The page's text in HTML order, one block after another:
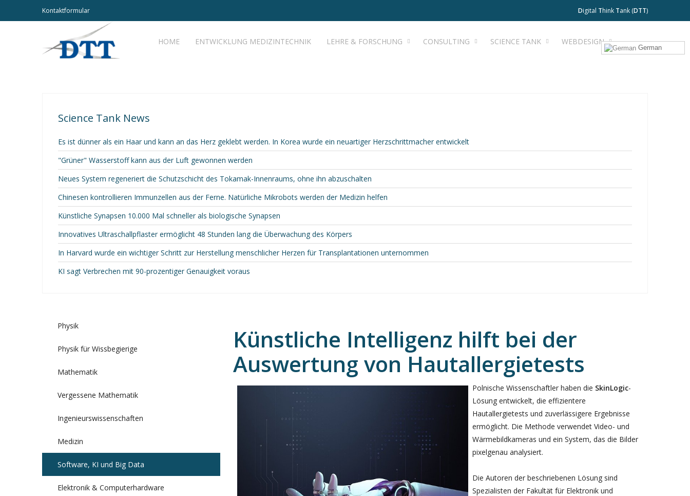
German
Kontaktformular Digital Think Tank (DTT)
HOME ENTWICKLUNG MEDIZINTECHNIK LEHRE & FORSCHUNG CONSULTING SCIENCE TANK WEBDESIGN
Science Tank News
Es ist dünner als ein Haar und kann an das Herz geklebt werden. In Korea wurde ein neuartiger Herzschrittmacher entwickelt
"Grüner" Wasserstoff kann aus der Luft gewonnen werden
Neues System regeneriert die Schutzschicht des Tokamak-Innenraums, ohne ihn abzuschalten
Chinesen kontrollieren Immunzellen aus der Ferne. Natürliche Mikrobots werden der Medizin helfen
Künstliche Synapsen 10.000 Mal schneller als biologische Synapsen
Innovatives Ultraschallpflaster ermöglicht 48 Stunden lang die Überwachung des Körpers
In Harvard wurde ein wichtiger Schritt zur Herstellung menschlicher Herzen für Transplantationen unternommen
KI sagt Verbrechen mit 90-prozentiger Genauigkeit voraus
Künstliche Intelligenz hilft bei der
Auswertung von Hautallergietests
Polnische Wissenschaftler haben die SkinLogic-
Lösung entwickelt, die effizientere
Hautallergietests und zuverlässigere Ergebnisse
ermöglicht. Die Methode verwendet Video- und
Wärmebildkameras und ein System, das die Bilder
pixelgenau analysiert.
Die Autoren der beschriebenen Lösung sind
Spezialisten der Fakultät für Elektronik und
Physik
Physik für Wissbegierige
Mathematik
Vergessene Mathematik
Ingenieurswissenschaften
Medizin
Software, KI und Big Data
Elektronik & Computerhardware